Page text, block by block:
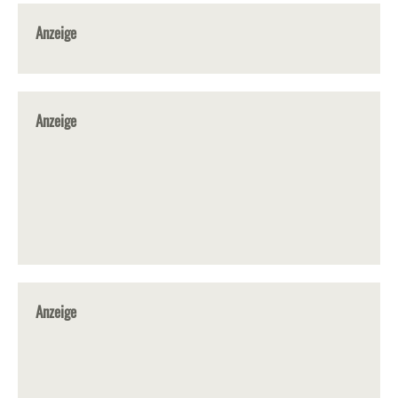
Anzeige
Anzeige
Anzeige